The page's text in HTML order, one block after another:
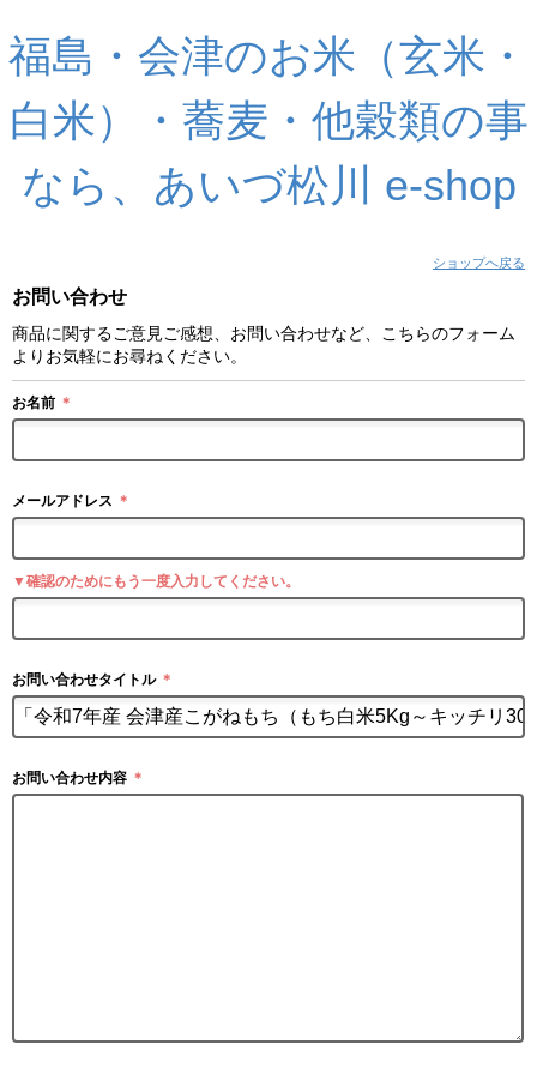
福島・会津のお米（玄米・
白米）・蕎麦・他穀類の事
なら、あいづ松川 e-shop
ショップへ戻る
お問い合わせ
商品に関するご意見ご感想、お問い合わせなど、こちらのフォーム
よりお気軽にお尋ねください。
お名前 ＊
メールアドレス ＊
▼確認のためにもう一度入力してください。
お問い合わせタイトル ＊
お問い合わせ内容 ＊